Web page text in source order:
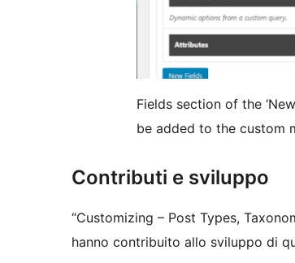
Fields section of the
be added to the custom
Contributi e sviluppo
“Customizing – Post Types,
hanno contribuito allo sviluppo di